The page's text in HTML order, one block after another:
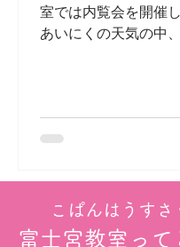
室では内覧会を開催し
あいにくの天気の中
本日で最終日になり
見学、相談などは...
こぱんはうすさ
富士宮教室って